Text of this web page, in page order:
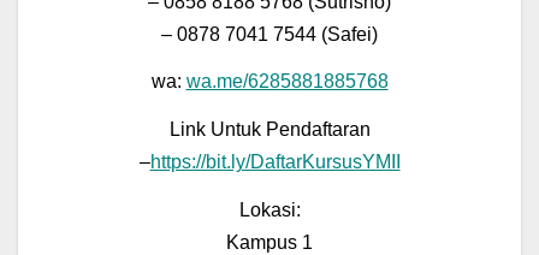
– 0878 7041 7544 (Safei)
wa: wa.me/6285881885768
Link Untuk Pendaftaran
–https://bit.ly/DaftarKursusYMII
Lokasi:
Kampus 1